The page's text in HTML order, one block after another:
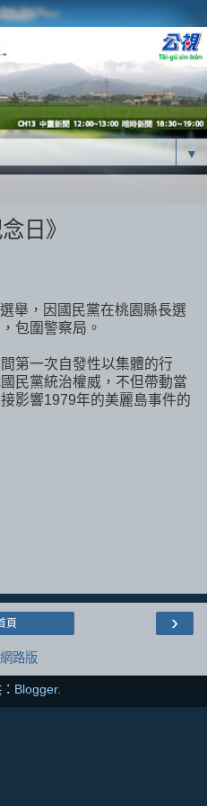
▼
日》
舉，因國民黨在桃園縣長選
包圍警察局。
第一次自發性以集體的行
民黨統治權威，不但帶動當
影響1979年的美麗島事件的
›
頁
路版
Blogger.